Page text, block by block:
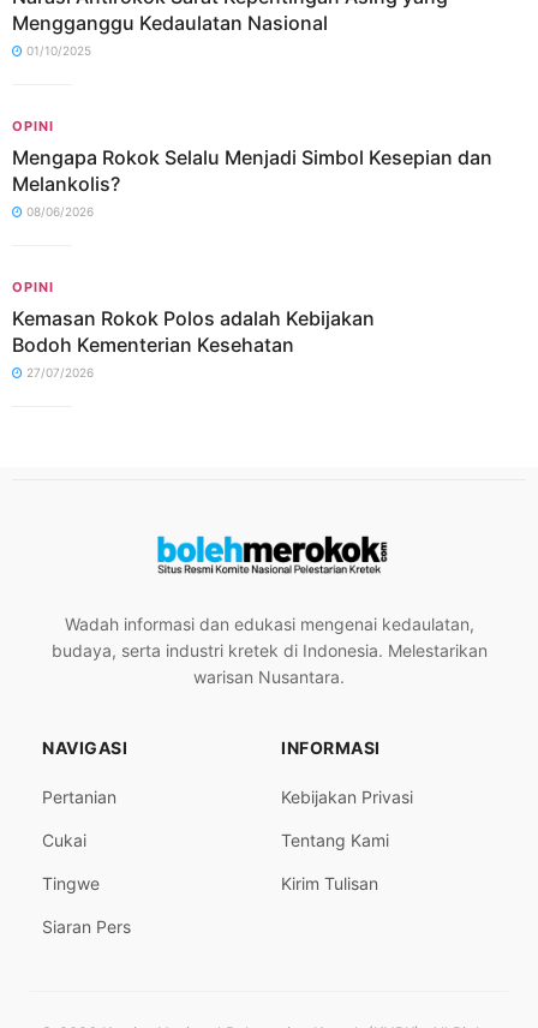
Mengganggu Kedaulatan Nasional
01/10/2025
OPINI
Mengapa Rokok Selalu Menjadi Simbol Kesepian dan
Melankolis?
08/06/2026
OPINI
Kemasan Rokok Polos adalah Kebijakan
Bodoh Kementerian Kesehatan
27/07/2026
Wadah informasi dan edukasi mengenai kedaulatan,
budaya, serta industri kretek di Indonesia. Melestarikan
warisan Nusantara.
NAVIGASI
Pertanian
Cukai
Tingwe
Siaran Pers
INFORMASI
Kebijakan Privasi
Tentang Kami
Kirim Tulisan